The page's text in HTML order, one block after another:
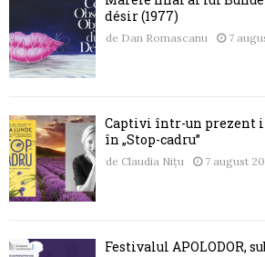
désir (1977)
de Dan Romascanu 7
Captivi într-un prezent
în „Stop-cadru”
de Claudia Nițu 7 august
Festivalul APOLODOR,